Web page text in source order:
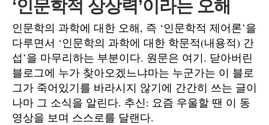
‘인문학적 상상력’이라는 오해
인문학의 과학에 대한 오해, 즉 ‘인문학적 제어론’을
다루면서 ‘인문학의 과학에 대한 학문적(내용적) 간
섭’을 마무리하는 부분이다. 원문은 여기. 닫아버린
블로그에 누가 찾아오겠느냐마는 누군가는 이 블로
그가 죽어있기를 바라시지 않기에 간간히 쓰는 글이
나마 그 소식을 알린다. 추신: 요즘 우울할 땐 이 동
영상을 보며 스스로를 달랜다.